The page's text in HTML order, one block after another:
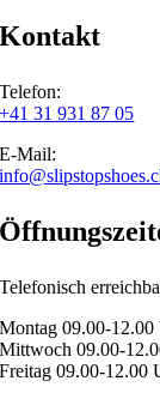
Kontakt
Telefon:
+41 31 931 87 05
E-Mail:
Telefonisch
Montag 09.00-12.00
Mittwoch 09.00-
Freitag 09.00-12.00